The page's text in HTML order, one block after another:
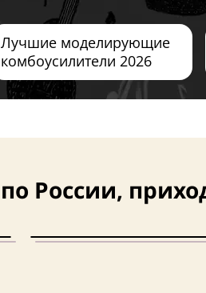
Лучшие моделирующие
комбоусилители 2026
по России,